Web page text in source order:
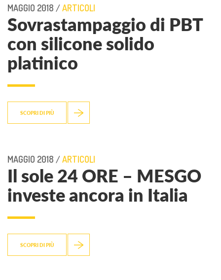
MAGGIO 2018 /ARTICOLI
Sovrastampaggio di PBT
con silicone solido
platinico
SCOPRI DI PIÙ
MAGGIO 2018 /ARTICOLI
Il sole 24 ORE – MESGO
investe ancora in Italia
SCOPRI DI PIÙ